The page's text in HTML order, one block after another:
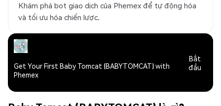
Khám phá bot giao dịch của Phemex để tự động hóa
và tối ưu hóa chiến lược.
Get Your First Baby Tomcat (BABYTOMCAT) with
Phemex
Bắt
đầu